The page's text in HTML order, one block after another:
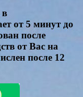
в
от 5 минут до
после
от Вас на
после 12